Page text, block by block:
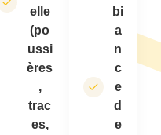
elle
(po
ussi
ères
,
trac
es,
bi
a
n
c
e
d
e